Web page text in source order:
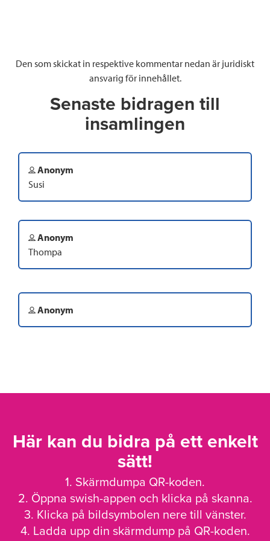
Den som skickat in respektive kommentar nedan är juridiskt
ansvarig för innehållet.
Senaste bidragen till
insamlingen
Anonym
Susi
Anonym
Thompa
Anonym
Här kan du bidra på ett enkelt
sätt!
1. Skärmdumpa QR-koden.
2. Öppna swish-appen och klicka på skanna.
3. Klicka på bildsymbolen nere till vänster.
4. Ladda upp din skärmdump på QR-koden.